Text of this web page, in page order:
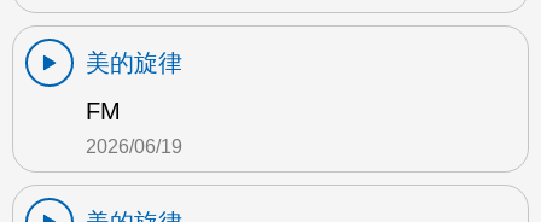
美的旋律
FM
2026/06/19